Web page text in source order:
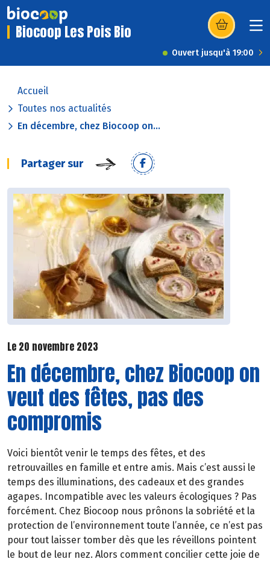
Biocoop Les Pois Bio (s’ouvre dans
Ouvert jusqu'à 19:00
Accueil
Toutes nos actualités
En décembre, chez Biocoop on...
Partager sur
Le 20 novembre 2023
En décembre, chez Biocoop on
veut des fêtes, pas des
compromis
Voici bientôt venir le temps des fêtes, et des
retrouvailles en famille et entre amis. Mais c’est aussi le
temps des illuminations, des cadeaux et des grandes
agapes. Incompatible avec les valeurs écologiques ? Pas
forcément. Chez Biocoop nous prônons la sobriété et la
protection de l’environnement toute l’année, ce n’est pas
pour tout laisser tomber dès que les réveillons pointent
le bout de leur nez. Alors comment concilier cette joie de